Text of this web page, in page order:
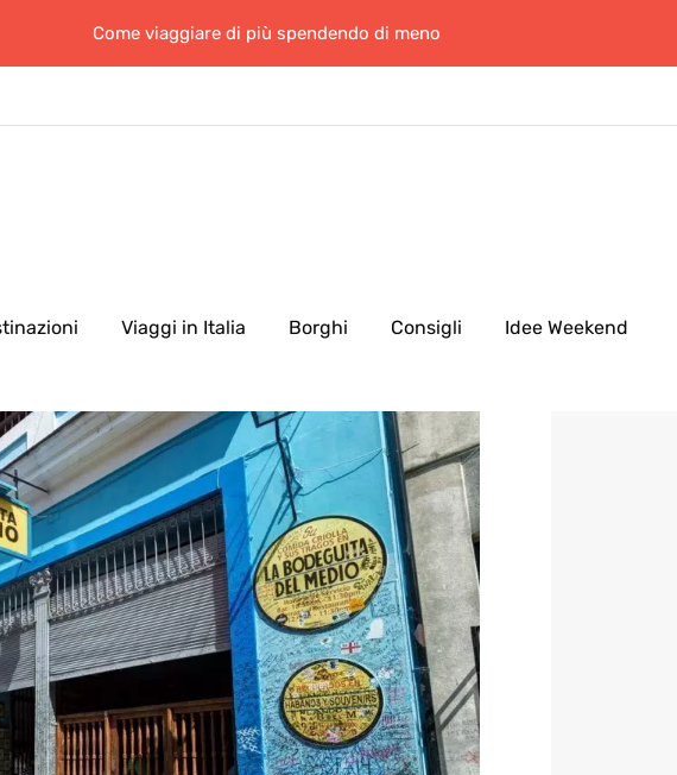
Come viaggiare di più spendendo di meno
Viaggi in Italia Borghi Consigli Idee Weekend